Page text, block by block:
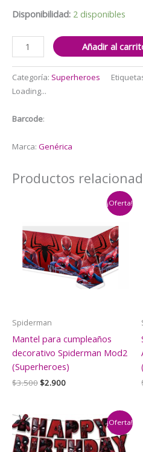
Disponibilidad: 2 disponibles
Fondo
Telon
para
Decoracion
Dr.
cantidad
Añadir al
Categoría: Superheroes
Loading...
Barcode:
Marca: Genérica
Productos
¡Oferta!
Spiderman
Mantel para cumpleaños
decorativo Spiderman Mod2
(Superheroes)
$3.500El
$3.500.
$2.900El
$2.900.
¡Oferta!